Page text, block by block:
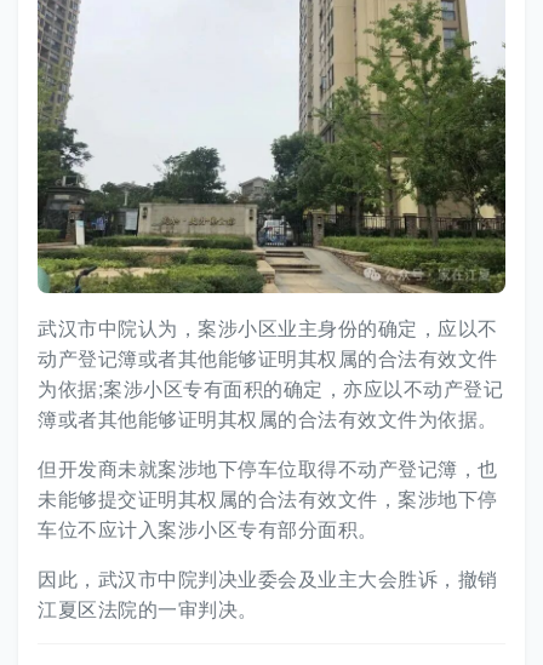
武汉市中院认为，案涉小区业主身份的确定，应以不
动产登记簿或者其他能够证明其权属的合法有效文件
为依据;案涉小区专有面积的确定，亦应以不动产登记
簿或者其他能够证明其权属的合法有效文件为依据。
但开发商未就案涉地下停车位取得不动产登记簿，也
未能够提交证明其权属的合法有效文件，案涉地下停
车位不应计入案涉小区专有部分面积。
因此，武汉市中院判决业委会及业主大会胜诉，撤销
江夏区法院的一审判决。